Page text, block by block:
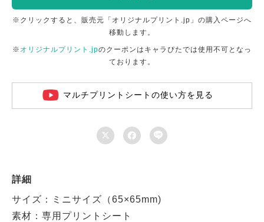
※クリックすると、販売元「オリジナルプリント.jp」の購入ページへ
移動します。
※ オリジナルプリント.jpのクーポンはキャラぴたでは使用不可となっ
ております。
マルチプリントシートの使い方を見る
  
詳細
サイズ：ミニサイズ（65×65mm)
素材：専用プリントシート